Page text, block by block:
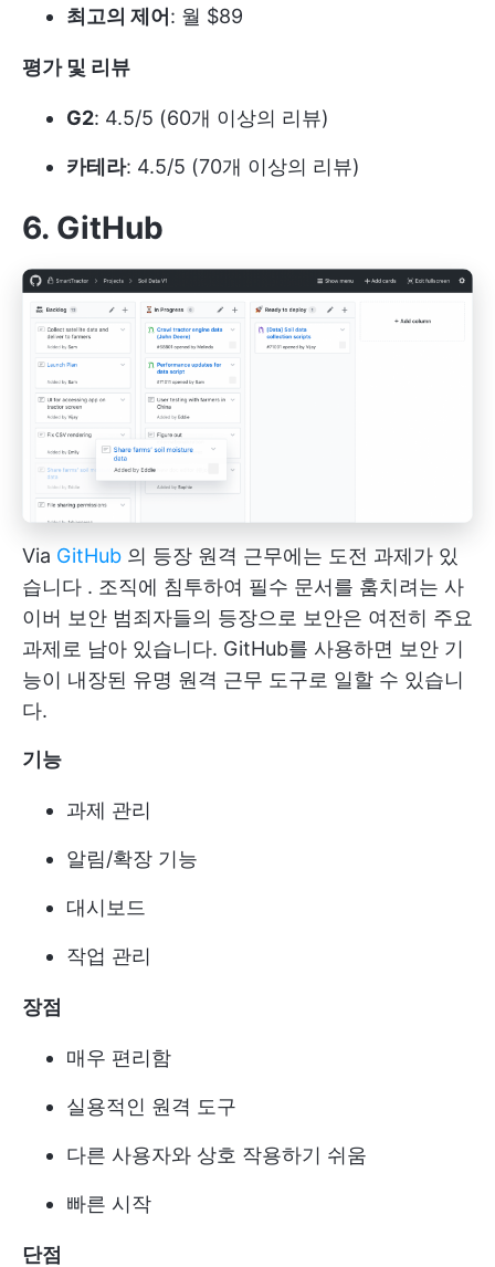
최고의 제어 : 월 $89
평가 및 리뷰
G2: 4.5/5 (60개 이상의 리뷰)
카테라: 4.5/5 (70개 이상의 리뷰)
6. GitHub
Via GitHub 의 등장 원격 근무에는 도전 과제가 있
습니다 . 조직에 침투하여 필수 문서를 훔치려는 사
이버 보안 범죄자들의 등장으로 보안은 여전히 주요
과제로 남아 있습니다. GitHub를 사용하면 보안 기
능이 내장된 유명 원격 근무 도구로 일할 수 있습니
다.
기능
과제 관리
알림/확장 기능
대시보드
작업 관리
장점
매우 편리함
실용적인 원격 도구
다른 사용자와 상호 작용하기 쉬움
빠른 시작
단점